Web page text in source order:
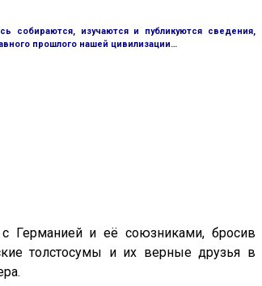
собираются, изучаются и публикуются сведения,
прошлого нашей цивилизации…
Германией и её союзниками, бросив
толстосумы и их верные друзья в